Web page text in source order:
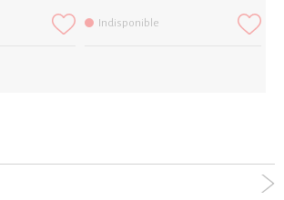
Indisponible